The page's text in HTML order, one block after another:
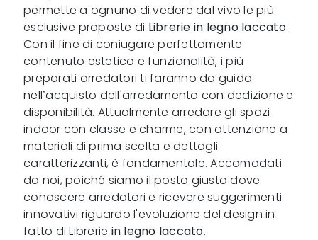
permette a ognuno di vedere dal vivo le più
esclusive proposte di Librerie in legno laccato.
Con il fine di coniugare perfettamente
contenuto estetico e funzionalità, i più
preparati arredatori ti faranno da guida
nell’acquisto dell'arredamento con dedizione e
disponibilità. Attualmente arredare gli spazi
indoor con classe e charme, con attenzione a
materiali di prima scelta e dettagli
caratterizzanti, è fondamentale. Accomodati
da noi, poiché siamo il posto giusto dove
conoscere arredatori e ricevere suggerimenti
innovativi riguardo l'evoluzione del design in
fatto di Librerie in legno laccato.